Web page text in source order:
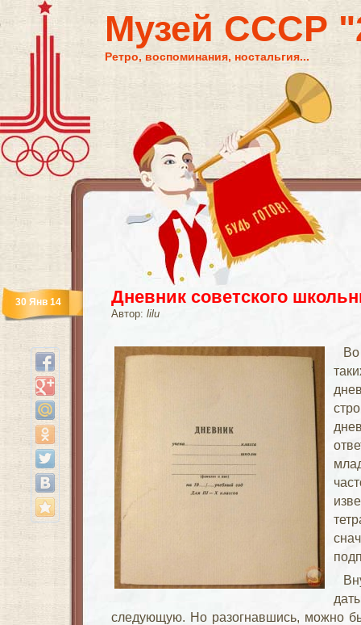
Музей СССР
Ретро, воспоминания, ностальгия...
Дневник советского
Автор: lilu
30 Янв 14
следующую. Но разогнавшись, можно